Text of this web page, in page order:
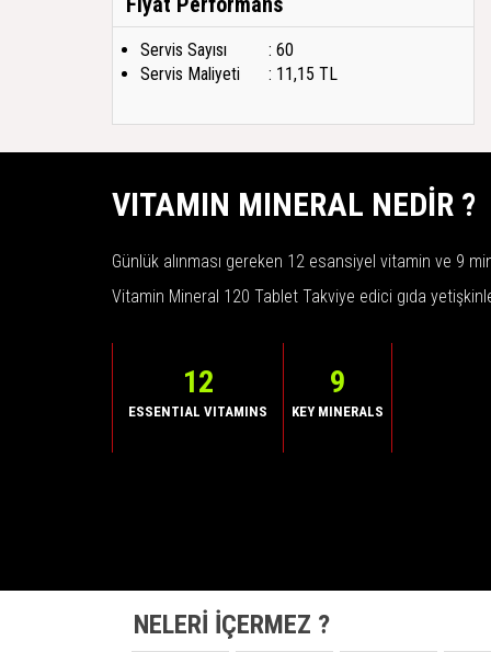
Servis Sayısı
: 60
Servis Maliyeti
: 11,15 TL
VITAMIN MINERAL NEDİR ?
Günlük alınması gereken 12 esansiyel vitamin ve 9
Vitamin Mineral 120 Tablet Takviye edici gıda
12
ESSENTIAL VITAMINS
9
KEY MINERALS
NELERİ İÇERMEZ ?